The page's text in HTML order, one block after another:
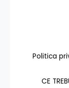
Politica
CE